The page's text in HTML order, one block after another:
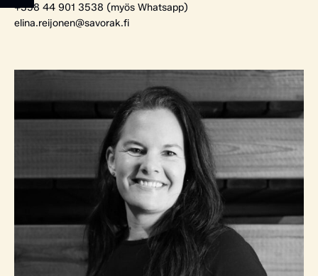
+358 44 901 3538 (myös Whatsapp)
elina.reijonen@savorak.fi